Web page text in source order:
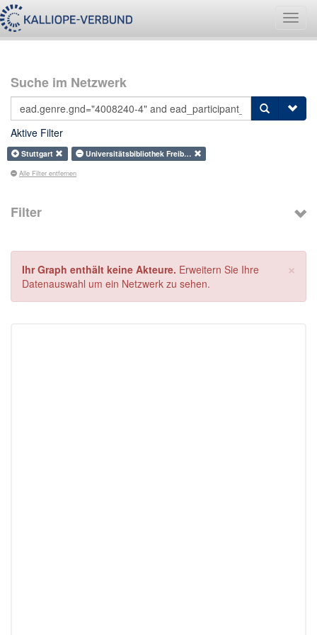
Suche im Netzwerk
Aktive Filter
Stuttgart Universitätsbibliothek Freib…
Alle Filter entfernen
Filter
×
Ihr Graph enthält keine Akteure. Erweitern Sie Ihre
Datenauswahl um ein Netzwerk zu sehen.